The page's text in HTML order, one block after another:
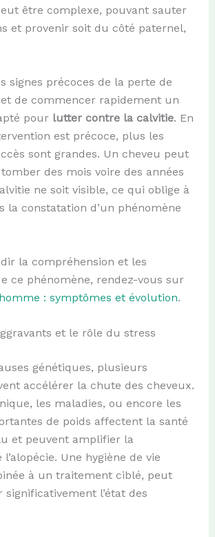
être complexe, pouvant sauter
et provenir soit du côté paternel,
signes précoces de la perte de
de commencer rapidement un
pour lutter contre la calvitie. En
est précoce, plus les
sont grandes. Un cheveu peut
des mois voire des années
ne soit visible, ce qui oblige à
la constatation d’un phénomène
la compréhension et les
ce phénomène, rendez-vous sur
: symptômes et évolution.
et le rôle du stress
génétiques, plusieurs
accélérer la chute des cheveux.
les maladies, ou encore les
de poids affectent la santé
et peuvent amplifier la
Une hygiène de vie
à un traitement ciblé, peut
significativement l’état des